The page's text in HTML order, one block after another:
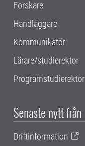
Forskare
Handläggare
Kommunikatör
Lärare/studierektor
Programstudierektor
Senaste nytt från
Driftinformation